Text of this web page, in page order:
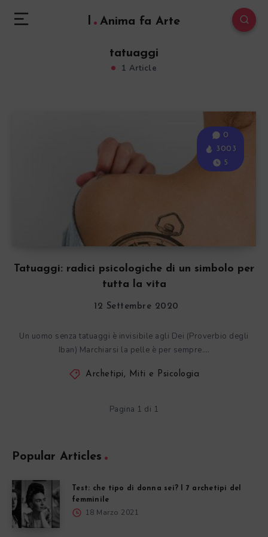
l Anima fa Arte
tatuaggi
1 Article
Tatuaggi: radici psicologiche di un simbolo per
tutta la vita
0
3003
5
12 Settembre 2020
Un uomo senza tatuaggi è invisibile agli Dei (Proverbio degli
Iban) Marchiarsi la pelle è per sempre….
Archetipi, Miti e Psicologia
Pagina 1 di 1
Popular Articles
Test: che tipo di donna sei? I 7 archetipi del
femminile
18 Marzo 2021